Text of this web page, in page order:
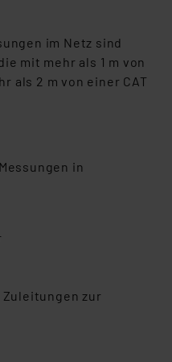
im Netz sind
mit mehr als 1 m von
als 2 m von einer CAT
in
zur